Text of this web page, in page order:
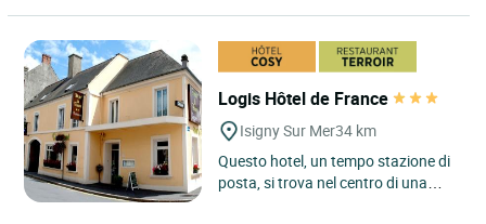
Logis Hôtel de France
Isigny Sur Mer34 km
Questo hotel, un tempo stazione di
posta, si trova nel centro di una